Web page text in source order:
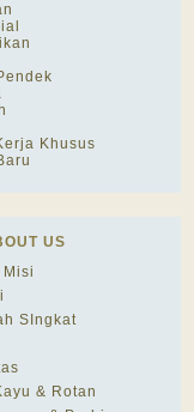
Khusus
US
SIngkat
& Rotan